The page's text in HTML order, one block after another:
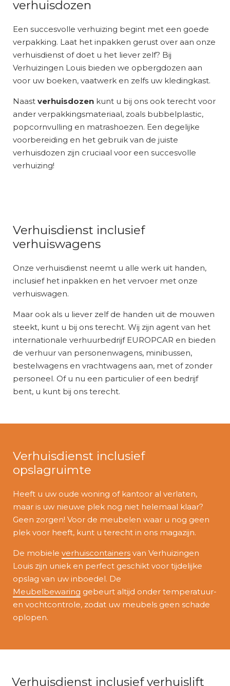
verhuisdozen
Een succesvolle verhuizing begint met een goede
verpakking. Laat het inpakken gerust over aan onze
verhuisdienst of doet u het liever zelf? Bij
Verhuizingen Louis bieden we opbergdozen aan
voor uw boeken, vaatwerk en zelfs uw kledingkast.
Naast verhuisdozen kunt u bij ons ook terecht voor
ander verpakkingsmateriaal, zoals bubbelplastic,
popcornvulling en matrashoezen. Een degelijke
voorbereiding en het gebruik van de juiste
verhuisdozen zijn cruciaal voor een succesvolle
verhuizing!
Verhuisdienst inclusief
verhuiswagens
Onze verhuisdienst neemt u alle werk uit handen,
inclusief het inpakken en het vervoer met onze
verhuiswagen.
Maar ook als u liever zelf de handen uit de mouwen
steekt, kunt u bij ons terecht. Wij zijn agent van het
internationale verhuurbedrijf EUROPCAR en bieden
de verhuur van personenwagens, minibussen,
bestelwagens en vrachtwagens aan, met of zonder
personeel. Of u nu een particulier of een bedrijf
bent, u kunt bij ons terecht.
Verhuisdienst inclusief
opslagruimte
Heeft u uw oude woning of kantoor al verlaten,
maar is uw nieuwe plek nog niet helemaal klaar?
Geen zorgen! Voor de meubelen waar u nog geen
plek voor heeft, kunt u terecht in ons magazijn.
De mobiele verhuiscontainers van Verhuizingen
Louis zijn uniek en perfect geschikt voor tijdelijke
opslag van uw inboedel. De
Meubelbewaring gebeurt altijd onder temperatuur-
en vochtcontrole, zodat uw meubels geen schade
oplopen.
Verhuisdienst inclusief verhuislift